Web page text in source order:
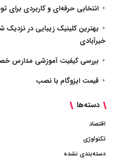
انتخابی حرفه‌ای و کاربردی
بهترین کلینیک زیبایی در نزدیک
خیرآبادی
بررسی کیفیت آموزشی مدارس
قیمت ایزوگام با نصب
دسته‌ها
اقتصاد
تکنولوژی
دسته‌بندی نشده